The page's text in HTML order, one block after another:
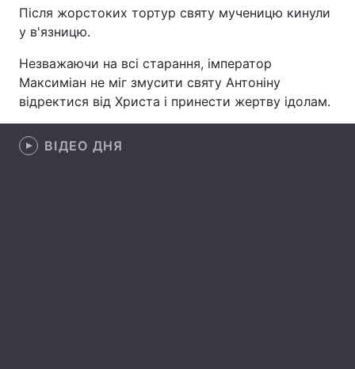
Головна Війна
Політика
Економіка Світ
Спорт Наука
Після жорстоких тортур святу мученицю кинули
у в'язницю.
Незважаючи на всі старання, імператор
Максиміан не міг змусити святу Антоніну
відректися від Христа і принести жертву ідолам.
ВІДЕО ДНЯ